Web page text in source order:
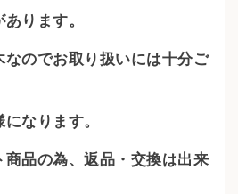
ります。
なのでお取り扱いには十分ご
なります。
品の為、返品・交換は出来